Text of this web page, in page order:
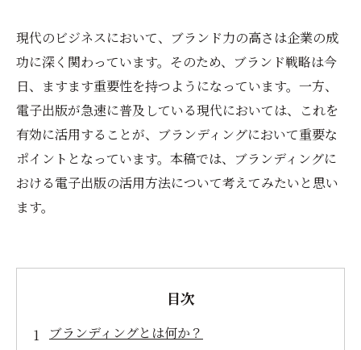
現代のビジネスにおいて、ブランド力の高さは企業の成
功に深く関わっています。そのため、ブランド戦略は今
日、ますます重要性を持つようになっています。一方、
電子出版が急速に普及している現代においては、これを
有効に活用することが、ブランディングにおいて重要な
ポイントとなっています。本稿では、ブランディングに
おける電子出版の活用方法について考えてみたいと思い
ます。
目次
ブランディングとは何か？